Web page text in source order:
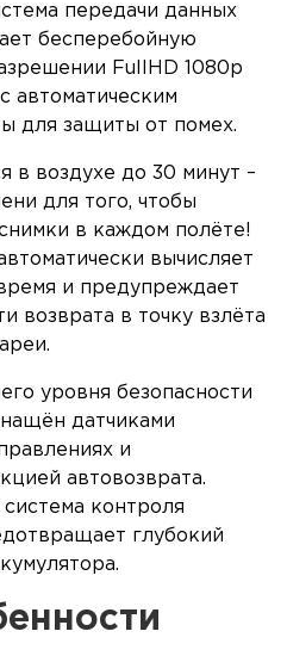
передачи данных
бесперебойную
FullHD 1080p
автоматическим
для защиты от помех.
в воздухе до 30 минут –
для того, чтобы
в каждом полёте!
вычисляет
и предупреждает
возврата в точку взлёта
уровня безопасности
датчиками
и
автовозврата.
контроля
глубокий